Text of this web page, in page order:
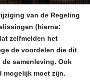
van de Regeling
(hierna:
zelfmelden het
de voordelen die dit
samenleving. Ook
mogelijk moet zijn.